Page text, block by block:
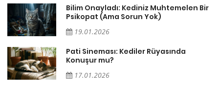
Bilim Onayladı: Kediniz Muhtemelen Bir
Psikopat (Ama Sorun Yok)
19.01.2026
Pati Sineması: Kediler Rüyasında
Konuşur mu?
17.01.2026